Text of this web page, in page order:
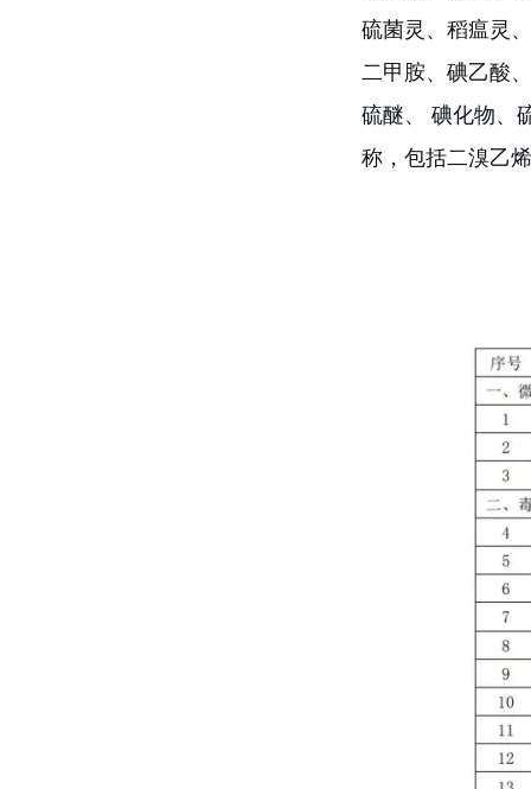
硫菌灵、稻瘟灵
二甲胺、碘乙酸
硫醚、 碘化物、
称，包括二溴乙